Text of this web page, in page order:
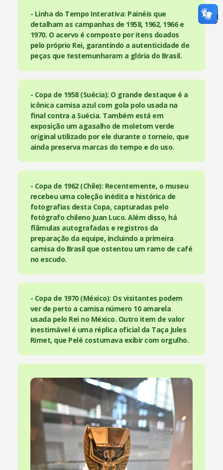
- Linha do Tempo Interativa: Painéis que
detalham as campanhas de 1958, 1962, 1966 e
1970. O acervo é composto por itens doados
pelo próprio Rei, garantindo a autenticidade de
peças que testemunharam a glória do Brasil.
- Copa de 1958 (Suécia): O grande destaque é a
icônica camisa azul com gola polo usada na
final contra a Suécia. Também está em
exposição um agasalho de moletom verde
original utilizado por ele durante o torneio, que
ainda preserva marcas do tempo e do uso.
- Copa de 1962 (Chile): Recentemente, o museu
recebeu uma coleção inédita e histórica de
fotografias desta Copa, capturadas pelo
fotógrafo chileno Juan Luco. Além disso, há
flâmulas autografadas e registros da
preparação da equipe, incluindo a primeira
camisa do Brasil que ostentou um ramo de café
no escudo.
- Copa de 1970 (México): Os visitantes podem
ver de perto a camisa número 10 amarela
usada pelo Rei no México. Outro item de valor
inestimável é uma réplica oficial da Taça Jules
Rimet, que Pelé costumava exibir com orgulho.